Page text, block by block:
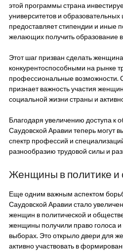
этой программы страна
университетов и образовательных
предоставляет стипендии и
желающих получить образование
Этот шаг призван сделать
конкурентоспособными на рынке
профессиональные возможности.
признает важность участия
социальной жизни страны и
Благодаря увеличению доступа к
Саудовской Аравии теперь могут
спектр профессий и
разнообразию трудовой силы и
Женщины в политике и
Еще одним важным аспектом
Саудовской Аравии стало
женщин в политической и
женщины получили право голоса
выборах. Это открыло двери для
активно участвовать в